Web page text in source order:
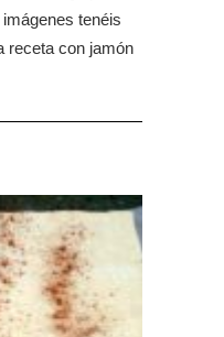
tenéis
receta con jamón